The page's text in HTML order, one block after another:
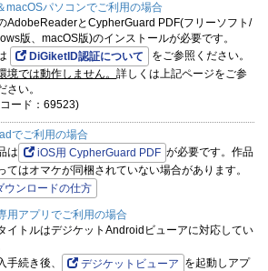
macOSパソコンでご利用の場合
AdobeReaderとCypherGuard PDF(フリーソフト/
版、macOS版)のインストールが必要です。
DiGiketID認証について
をご参照ください。
境では動作しません。 詳しくは上記ページをご参
さい。
ード：69523)
でご利用の場合
は
iOS用 CypherGuard PDF が必要です。作品
てはオマケが同梱されていない場合があります。
ウンロードの仕方
用アプリでご利用の場合
イトルはデジケットAndroidビューアに対応してい
手続き後、
デジケットビューア を起動しアプ